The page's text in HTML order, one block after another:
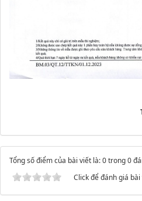
Tổng số điểm của bài viết là: 0 trong 0
Click để đánh giá